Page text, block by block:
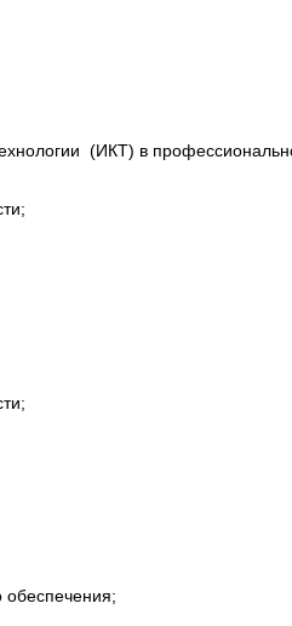
(ИКТ) в
обеспечения;